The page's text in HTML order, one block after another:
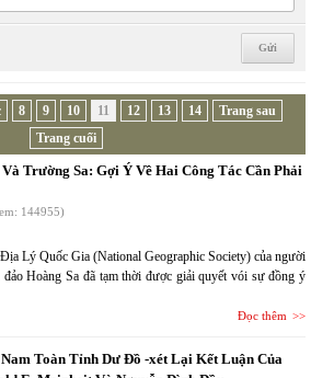
8 9 10 11 12 13 14
Trang sau
Trang cuối
Trường Sa: Gợi Ý Về Hai Công Tác Cần Phải
144955)
Lý Quốc Gia (National Geographic Society) của người
Hoàng Sa đã tạm thời được giải quyết vói sự đồng ý
Đọc thêm
Toàn Tỉnh Dư Đồ -xét Lại Kết Luận Của